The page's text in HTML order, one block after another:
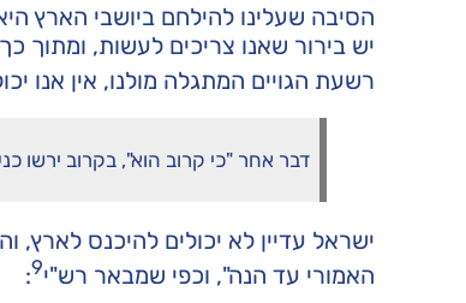
הסיבה שעלינו להילחם ביושבי
יש בירור שאנו צריכים לעשות,
רשעת הגויים המתגלה מולנו, אין אנו
דבר אחר "כי קרוב הוא", בקרוב ירשו
ישראל עדיין לא יכולים להיכנס לארץ,
האמורי עד הנה", וכפי שמבאר רש"י9
: